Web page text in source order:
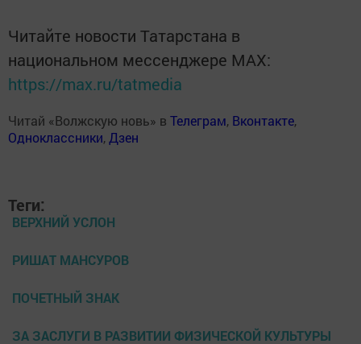
Читайте новости Татарстана в
национальном мессенджере MАХ:
https://max.ru/tatmedia
Читай «Волжскую новь» в Телеграм, Вконтакте,
Одноклассники, Дзен
Теги:
ВЕРХНИЙ УСЛОН
РИШАТ МАНСУРОВ
ПОЧЕТНЫЙ ЗНАК
ЗА ЗАСЛУГИ В РАЗВИТИИ ФИЗИЧЕСКОЙ КУЛЬТУРЫ